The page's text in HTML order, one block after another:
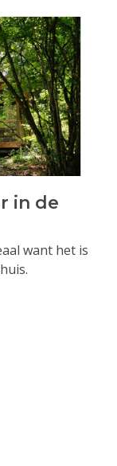
in de
want het is